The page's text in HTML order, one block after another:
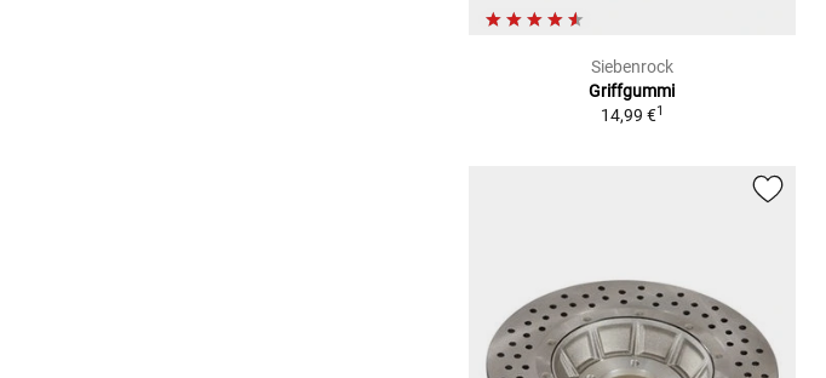
Siebenrock
Griffgummi
14,99 €1